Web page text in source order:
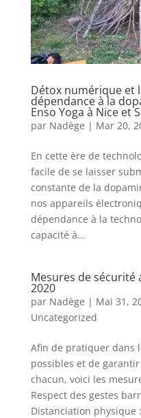
Détox numérique et
dépendance à la
Enso Yoga à Nice et
par Nadège | Mar 20,
En cette ère de
facile de se laisser
constante de la
nos appareils
dépendance à la
capacité à...
Mesures de sécurité
2020
par Nadège | Mai 31,
Uncategorized
Afin de pratiquer dans
possibles et de
chacun, voici les
Respect des gestes
Distanciation physique